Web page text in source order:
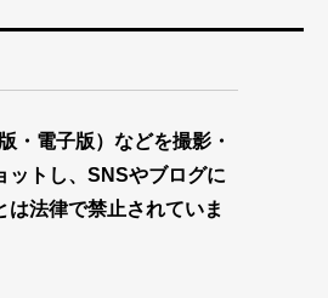
・電子版）などを撮影・
ットし、SNSやブログに
は法律で禁止されていま